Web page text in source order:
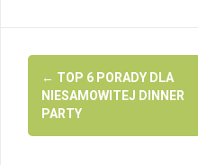
Post
navigation
← TOP 6 PORADY DLA
NIESAMOWITEJ DINNER
PARTY